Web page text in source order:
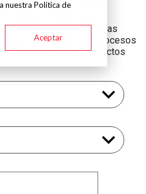
nuestra Política de
Aceptar
estas máquinas
Ideales para
y precisión, nuestras
te permiten optimizar procesos
eficiencia en proyectos